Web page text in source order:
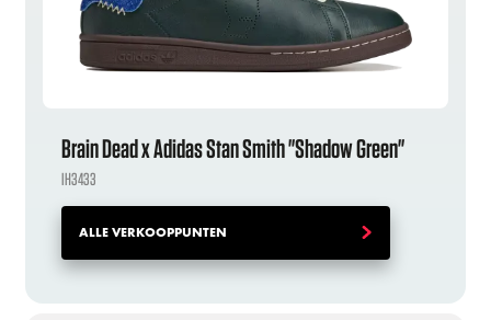
Brain Dead x Adidas Stan Smith "Shadow Green"
IH3433
ALLE VERKOOPPUNTEN